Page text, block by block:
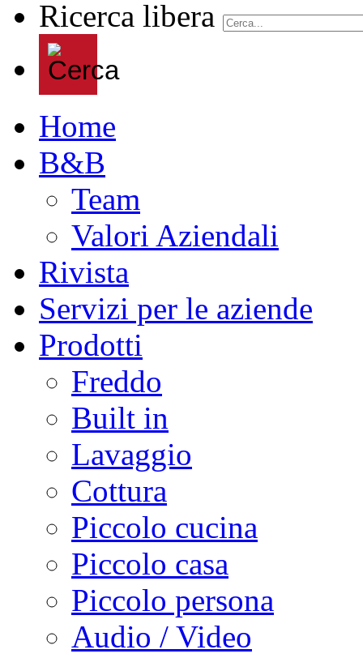
Ricerca libera
Home
B&B
Team
Valori Aziendali
Rivista
Servizi per le aziende
Prodotti
Freddo
Built in
Lavaggio
Cottura
Piccolo cucina
Piccolo casa
Piccolo persona
Audio / Video